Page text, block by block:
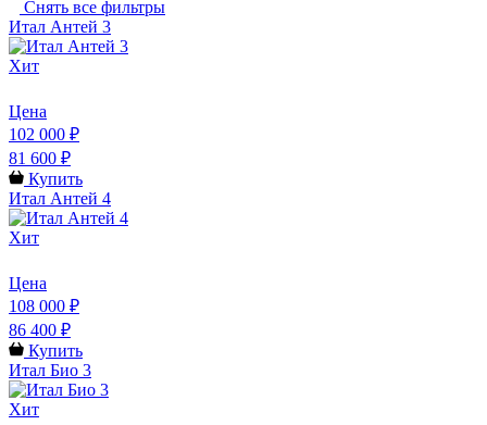
Снять все фильтры
Итал Антей 3
Хит
Цена
102 000 ₽
81 600 ₽
Купить
Итал Антей 4
Хит
Цена
108 000 ₽
86 400 ₽
Купить
Итал Био 3
Хит